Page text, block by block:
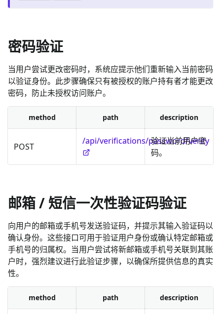
密码验证
当用户尝试更改密码时，系统应提示他们重新输入当前密码
以验证身份。此步骤确保只有被授权的账户持有者才能更改
密码，防止未授权访问账户。
method path description
POST
/api/verifications/password/verify
验证当前用户密
码。
邮箱 / 短信一次性验证码验证
向用户的邮箱或手机号发送验证码，并提示其输入验证码以
确认身份。这些接口可用于验证用户身份或确认特定邮箱或
手机号的归属权。当用户尝试将新邮箱或手机号关联到其账
户时，强烈建议进行此验证步骤，以确保所提供信息的真实
性。
method path description